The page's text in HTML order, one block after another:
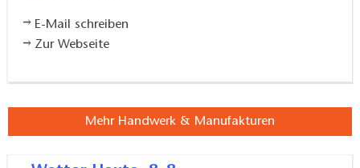
Weinberg, die man ganz entspannt beobachten kann
und sogar streicheln darf. Das ist für Kinder und
tiergestützte Therapie kann den Kindern gern zur
Seite stehen.
E-Mail schreiben
Zur Webseite
Mehr Handwerk & Manufakturen